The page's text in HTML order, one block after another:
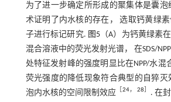
为了进一步确定所形成的聚集体是囊泡
术证明了内水核的存在， 选取钙黄绿
子进行标记研究. 图5（A）为钙黄绿素
混合溶液中的荧光发射光谱， 在SDS/
处特征发射峰的强度明显比在NPP/水混
荧光强度的降低现象符合典型的自猝灭
泡内水核的空间限制效应［24，28］ . 在